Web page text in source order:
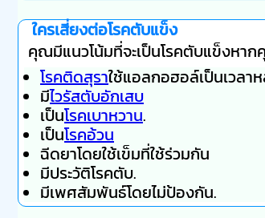
ใครเสี่ยงต่อโรคตับแข็ง
คุณมีแนวโน้มที่จะเป็นโรคตับแข็งหา
โรคติดสุราใช้แอลกอฮอล์เป็นเวลา
มีไวรัสตับอักเสบ
เป็นโรคเบาหวาน.
เป็นโรคอ้วน
ฉีดยาโดยใช้เข็มที่ใช้ร่วมกัน
มีประวัติโรคตับ.
มีเพศสัมพันธ์โดยไม่ป้องกัน.